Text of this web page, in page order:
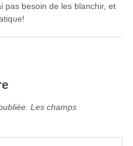
pas besoin de les blanchir, et
Les champs